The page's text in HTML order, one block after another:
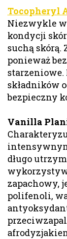
Tocopheryl
Niezwykle
kondycji
suchą skórą.
ponieważ
starzeniowe.
składników
bezpieczny
Vanilla
długo
zapachowy,
polifenoli,